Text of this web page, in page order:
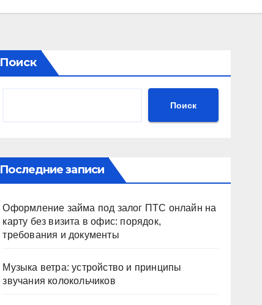
Поиск
Поиск
Последние записи
Оформление займа под залог ПТС онлайн на
карту без визита в офис: порядок,
требования и документы
Музыка ветра: устройство и принципы
звучания колокольчиков